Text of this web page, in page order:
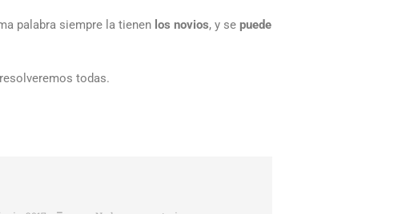
palabra siempre la tienen los novios, y se puede
todas.